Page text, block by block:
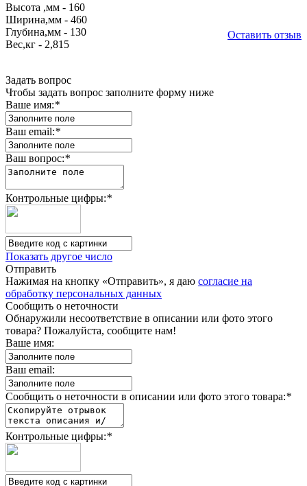
Высота ,мм - 160
Ширина,мм - 460
Глубина,мм - 130
Вес,кг - 2,815
Оставить отзыв
Задать вопрос
Чтобы задать вопрос заполните форму ниже
Ваше имя:*
Ваш email:*
Ваш вопрос:*
Контрольные цифры:*
Показать другое число
Отправить
Нажимая на кнопку «Отправить», я даю согласие на
обработку персональных данных
Сообщить о неточности
Обнаружили несоответствие в описании или фото этого
товара? Пожалуйста, сообщите нам!
Ваше имя:
Ваш email:
Сообщить о неточности в описании или фото этого товара:*
Контрольные цифры:*